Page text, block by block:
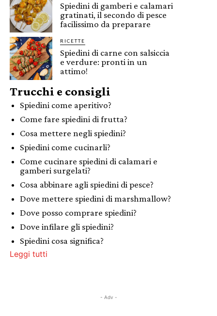
Spiedini di gamberi e calamari
gratinati, il secondo di pesce
facilissimo da preparare
RICETTE
Spiedini di carne con salsiccia
e verdure: pronti in un
attimo!
Trucchi e consigli
Spiedini come aperitivo?
Come fare spiedini di frutta?
Cosa mettere negli spiedini?
Spiedini come cucinarli?
Come cucinare spiedini di calamari e
gamberi surgelati?
Cosa abbinare agli spiedini di pesce?
Dove mettere spiedini di marshmallow?
Dove posso comprare spiedini?
Dove infilare gli spiedini?
Spiedini cosa significa?
Leggi tutti
- Adv -